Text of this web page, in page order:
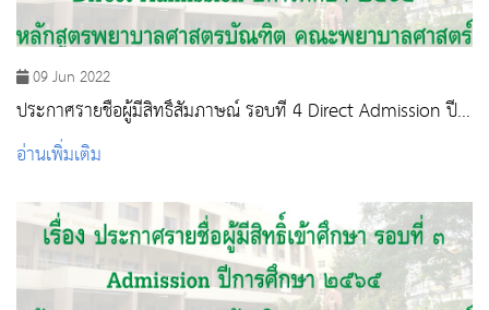
09 Jun 2022
ประกาศรายชื่อผู้มีสิทธิ์สัมภาษณ์ รอบที่ 4 Direct Admission ปี
การศึกษา 2565
อ่านเพิ่มเติม